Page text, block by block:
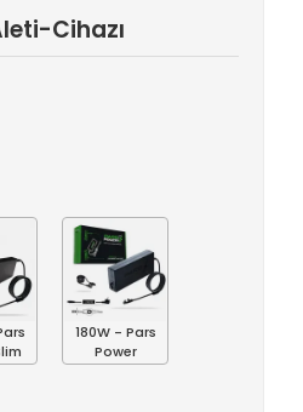
Cihazı
180W - Pars
Power